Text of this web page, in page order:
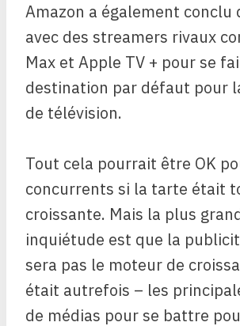
Amazon a également conclu
avec des streamers rivaux
Max et Apple TV + pour se
destination par défaut pour
de télévision.
Tout cela pourrait être OK
concurrents si la tarte était
croissante. Mais la plus
inquiétude est que la
sera pas le moteur de
était autrefois – les
de médias pour se battre